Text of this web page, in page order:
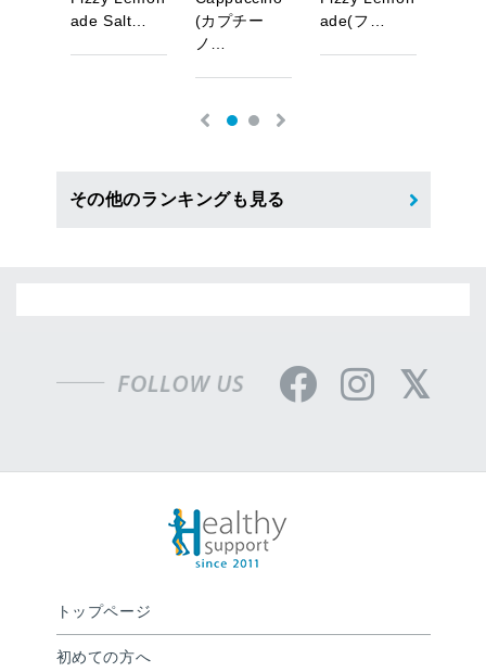
ade Salt
(カ プチー
ノ
ade(フ
その他のランキングも見る
トップページ
初めての方へ